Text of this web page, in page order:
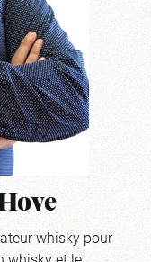
whisky pour